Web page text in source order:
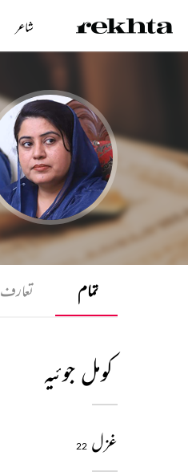
تمام تعارف
کومل جوئیہ
غزل 22
شاعر